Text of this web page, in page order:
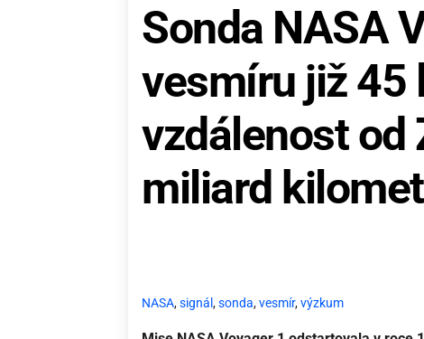
Sonda NASA
vesmíru již 45
vzdálenost od
miliard
NASA,signál,sonda,vesmír,výzkum